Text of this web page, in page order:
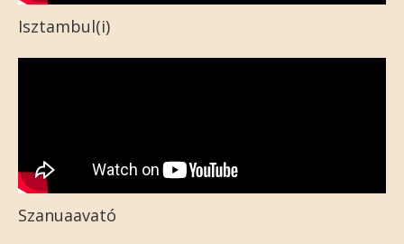
Isztambul(i)
Szanuaavató